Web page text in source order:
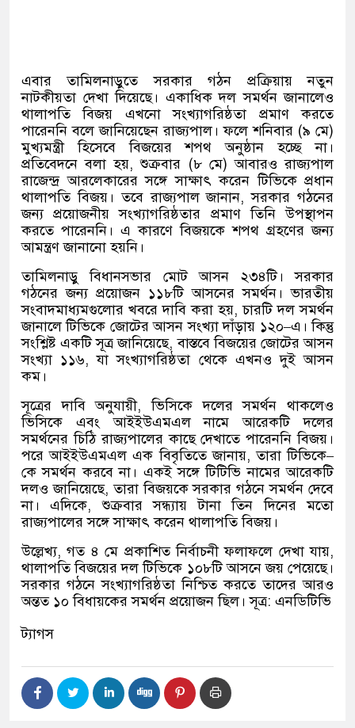
এবার তামিলনাড়ুতে সরকার গঠন প্রক্রিয়ায় নতুন
নাটকীয়তা দেখা দিয়েছে। একাধিক দল সমর্থন জানালেও
থালাপতি বিজয় এখনো সংখ্যাগরিষ্ঠতা প্রমাণ করতে
পারেননি বলে জানিয়েছেন রাজ্যপাল। ফলে শনিবার (৯ মে)
মুখ্যমন্ত্রী হিসেবে বিজয়ের শপথ অনুষ্ঠান হচ্ছে না।
প্রতিবেদনে বলা হয়,শুক্রবার (৮ মে)আবারও রাজ্যপাল
রাজেন্দ্র আরলেকারের সঙ্গে সাক্ষাৎ করেন টিভিকে প্রধান
থালাপতি বিজয়। তবে রাজ্যপাল জানান,সরকার গঠনের
জন্য প্রয়োজনীয় সংখ্যাগরিষ্ঠতার প্রমাণ তিনি উপস্থাপন
করতে পারেননি। এ কারণে বিজয়কে শপথ গ্রহণের জন্য
আমন্ত্রণ জানানো হয়নি।
তামিলনাড়ু বিধানসভার মোট আসন ২৩৪টি। সরকার
গঠনের জন্য প্রয়োজন ১১৮টি আসনের সমর্থন। ভারতীয়
সংবাদমাধ্যমগুলোর খবরে দাবি করা হয়,চারটি দল সমর্থন
জানালে টিভিকে জোটের আসন সংখ্যা দাঁড়ায় ১২০–এ। কিন্তু
সংশ্লিষ্ট একটি সূত্র জানিয়েছে,বাস্তবে বিজয়ের জোটের আসন
সংখ্যা ১১৬,যা সংখ্যাগরিষ্ঠতা থেকে এখনও দুই আসন
কম।
সূত্রের দাবি অনুযায়ী,ভিসিকে দলের সমর্থন থাকলেও
ভিসিকে এবং আইইউএমএল নামে আরেকটি দলের
সমর্থনের চিঠি রাজ্যপালের কাছে দেখাতে পারেননি বিজয়।
পরে আইইউএমএল এক বিবৃতিতে জানায়,তারা টিভিকে–
কে সমর্থন করবে না। একই সঙ্গে টিটিভি নামের আরেকটি
দলও জানিয়েছে,তারা বিজয়কে সরকার গঠনে সমর্থন দেবে
না। এদিকে,শুক্রবার সন্ধ্যায় টানা তিন দিনের মতো
রাজ্যপালের সঙ্গে সাক্ষাৎ করেন থালাপতি বিজয়।
উল্লেখ্য,গত ৪ মে প্রকাশিত নির্বাচনী ফলাফলে দেখা যায়,
থালাপতি বিজয়ের দল টিভিকে ১০৮টি আসনে জয় পেয়েছে।
সরকার গঠনে সংখ্যাগরিষ্ঠতা নিশ্চিত করতে তাদের আরও
অন্তত ১০ বিধায়কের সমর্থন প্রয়োজন ছিল। সূত্র: এনডিটিভি
ট্যাগস